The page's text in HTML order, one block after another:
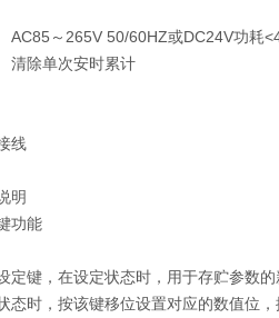
AC85～265V 50/60HZ或DC24V功耗
清除单次安时累计
线
明
功能
定键，在设定状态时，用于存贮参数
态时，按该键移位设置对应的数值位